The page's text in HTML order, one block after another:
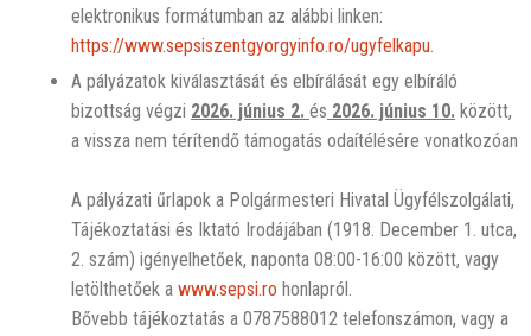
elektronikus formátumban az alábbi linken:
https://www.sepsiszentgyorgyinfo.ro/ugyfelkapu.
A pályázatok kiválasztását és elbírálását egy elbíráló
bizottság végzi 2026. június 2. és 2026. június 10. között,
a vissza nem térítendő támogatás odaítélésére vonatkozóan
A pályázati űrlapok a Polgármesteri Hivatal Ügyfélszolgálati,
Tájékoztatási és Iktató Irodájában (1918. December 1. utca,
2. szám) igényelhetőek, naponta 08:00-16:00 között, vagy
letölthetőek a www.sepsi.ro honlapról.
Bővebb tájékoztatás a 0787588012 telefonszámon, vagy a